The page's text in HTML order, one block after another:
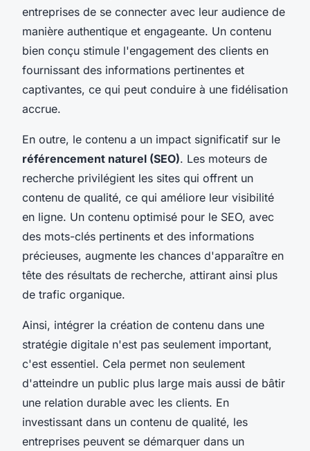
entreprises de se connecter avec leur audience de
manière authentique et engageante. Un contenu
bien conçu stimule l'engagement des clients en
fournissant des informations pertinentes et
captivantes, ce qui peut conduire à une fidélisation
accrue.
En outre, le contenu a un impact significatif sur le
référencement naturel (SEO). Les moteurs de
recherche privilégient les sites qui offrent un
contenu de qualité, ce qui améliore leur visibilité
en ligne. Un contenu optimisé pour le SEO, avec
des mots-clés pertinents et des informations
précieuses, augmente les chances d'apparaître en
tête des résultats de recherche, attirant ainsi plus
de trafic organique.
Ainsi, intégrer la création de contenu dans une
stratégie digitale n'est pas seulement important,
c'est essentiel. Cela permet non seulement
d'atteindre un public plus large mais aussi de bâtir
une relation durable avec les clients. En
investissant dans un contenu de qualité, les
entreprises peuvent se démarquer dans un